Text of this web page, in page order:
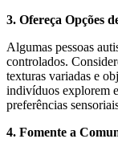
3. Ofereça Opções
Algumas pessoas
controlados.
texturas variadas e
indivíduos explorem
preferências
4. Fomente a